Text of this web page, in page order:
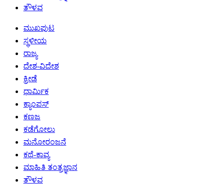
ತೌಳವ
ಮುಖಪುಟ
ಸ್ಥಳೀಯ
ರಾಜ್ಯ
ದೇಶ-ವಿದೇಶ
ಕ್ರೀಡೆ
ಧಾರ್ಮಿಕ
ಕ್ಯಾಂಪಸ್
ಕಣಜ
ಕಡೆಗೋಲು
ಮನೋರಂಜನೆ
ಕಥೆ-ಕಾವ್ಯ
ಮಾಹಿತಿ ತಂತ್ರಜ್ಞಾನ
ತೌಳವ